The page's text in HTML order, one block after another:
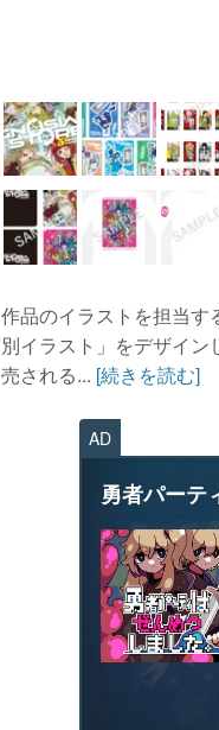
作品のイラストを担当す
別イラスト」をデザイ
売される... [続きを読む]
AD
勇者パーテ